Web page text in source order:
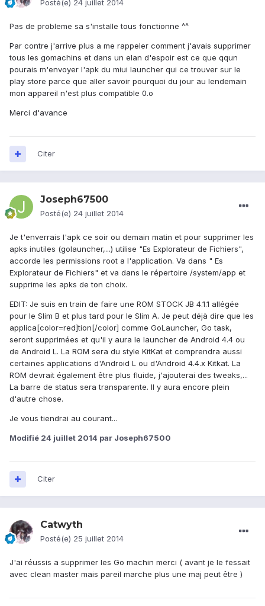
Posté(e) 24 juillet 2014
Pas de probleme sa s'installe tous fonctionne ^^
Par contre j'arrive plus a me rappeler comment j'avais supprimer
tous les gomachins et dans un elan d'espoir est ce que qqun
pourais m'envoyer l'apk du miui launcher qui ce trouver sur le
play store parce que aller savoir pourquoi du jour au lendemain
mon appareil n'est plus compatible 0.o
Merci d'avance
Citer
Joseph67500
Posté(e) 24 juillet 2014
Je t'enverrais l'apk ce soir ou demain matin et pour supprimer les
apks inutiles (golauncher,...) utilise "Es Explorateur de Fichiers",
accorde les permissions root a l'application. Va dans " Es
Explorateur de Fichiers" et va dans le répertoire /system/app et
supprime les apks de ton choix.
EDIT: Je suis en train de faire une ROM STOCK JB 4.1.1 allégée
pour le Slim B et plus tard pour le Slim A. Je peut déjà dire que les
applica[color=red]tion[/color] comme GoLauncher, Go task,
seront supprimées et qu'il y aura le launcher de Android 4.4 ou
de Android L. La ROM sera du style KitKat et comprendra aussi
certaines applications d'Android L ou d'Android 4.4.x Kitkat. La
ROM devrait également être plus fluide, j'ajouterai des tweaks,...
La barre de status sera transparente. Il y aura encore plein
d'autre chose.
Je vous tiendrai au courant...
Modifié 24 juillet 2014 par Joseph67500
Citer
Catwyth
Posté(e) 25 juillet 2014
J'ai réussis a supprimer les Go machin merci ( avant je le fessait
avec clean master mais pareil marche plus une maj peut être )